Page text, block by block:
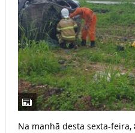
Na manhã desta sexta-feira,